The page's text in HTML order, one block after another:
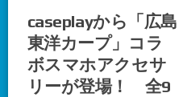
caseplayから「広島
東洋カープ」コラ
ボスマホアクセサ
リーが登場！ 全9